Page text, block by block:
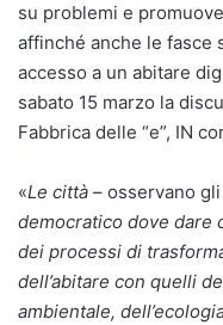
su problemi e
affinché anche le fasce
accesso a un abitare
sabato 15 marzo la
Fabbrica delle “e”, IN
«Le città – osservano
democratico dove dare
dei processi di
dell’abitare con quelli
ambientale,